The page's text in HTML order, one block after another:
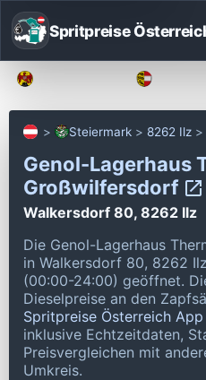
Spritpreise
Steiermark 8262 Ilz
Genol-Lagerhaus
Großwilfersdorf
Walkersdorf 80, 8262 Ilz
Die Genol-Lagerhaus
in Walkersdorf 80, 8262
(00:00-24:00) geöffnet.
Dieselpreise an den
Spritpreise Österreich App
inklusive Echtzeitdaten,
Preisvergleichen mit
Umkreis.